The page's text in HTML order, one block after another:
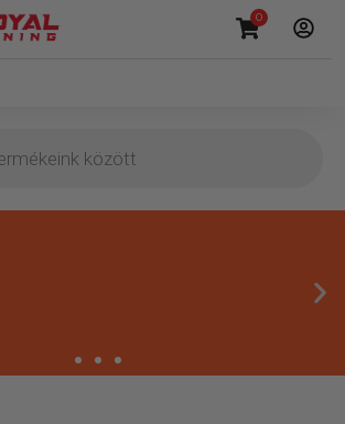
0